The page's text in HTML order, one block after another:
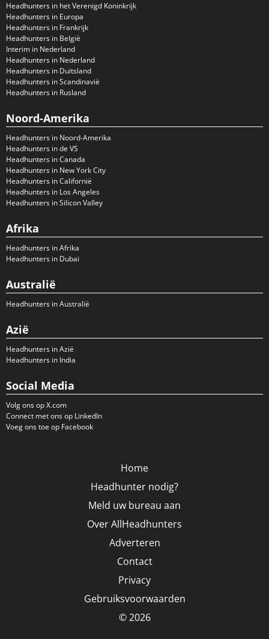
Headhunters in het Verenigd Koninkrijk
Headhunters in Europa
Headhunters in Frankrijk
Headhunters in België
Interim in Nederland
Headhunters in Nederland
Headhunters in Duitsland
Headhunters in Scandinavië
Headhunters in Rusland
Noord-Amerika
Headhunters in Noord-Amerika
Headhunters in de VS
Headhunters in Canada
Headhunters in New York City
Headhunters in Californië
Headhunters in Los Angeles
Headhunters in Silicon Valley
Afrika
Headhunters in Afrika
Headhunters in Dubai
Australië
Headhunters in Australië
Azië
Headhunters in Azië
Headhunters in India
Social Media
Volg ons op X.com
Connect met ons op LinkedIn
Voeg ons toe op Facebook
Home
Headhunter nodig?
Meld uw bureau aan
Over AllHeadhunters
Adverteren
Contact
Privacy
Gebruiksvoorwaarden
© 2026